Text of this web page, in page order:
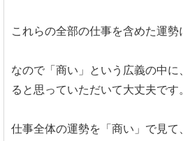
これらの全部の仕事を含めた運勢
なので「商い」という広義の中
ると思っていただいて大丈夫です。
仕事全体の運勢を「商い」で見